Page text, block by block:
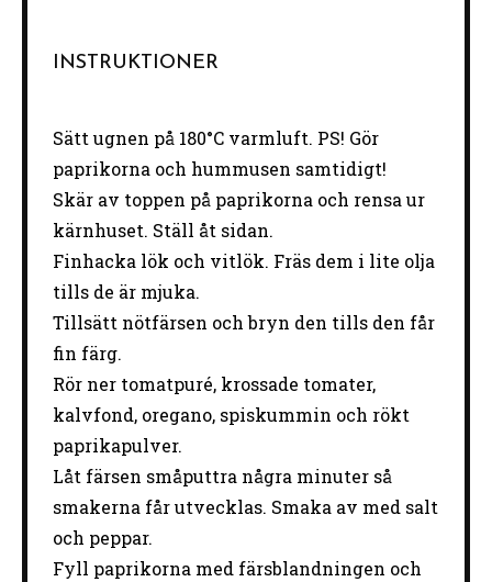
INSTRUKTIONER
Sätt ugnen på 180°C varmluft. PS! Gör
paprikorna och hummusen samtidigt!
Skär av toppen på paprikorna och rensa ur
kärnhuset. Ställ åt sidan.
Finhacka lök och vitlök. Fräs dem i lite olja
tills de är mjuka.
Tillsätt nötfärsen ochbryn den tills den får
fin färg.
Rör ner tomatpuré, krossade tomater,
kalvfond, oregano, spiskummin och rökt
paprikapulver.
Låt färsen småputtra några minuter så
smakerna fårutvecklas. Smaka av med salt
och peppar.
Fyll paprikorna med färsblandningen och